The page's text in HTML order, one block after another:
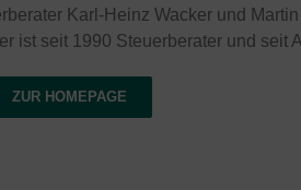
Karl-Heinz Wacker und
ist seit 1990 Steuerberater und seit
ZUR HOMEPAGE